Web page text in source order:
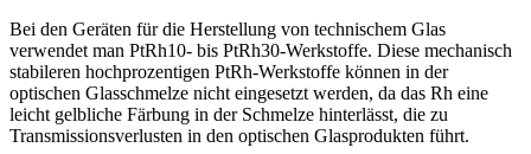
Bei den Geräten für die Herstellung von technischem Glas
verwendet man PtRh10- bis PtRh30-Werkstoffe. Diese mechanisch
stabileren hochprozentigen PtRh-Werkstoffe können in der
optischen Glasschmelze nicht eingesetzt werden, da das Rh eine
leicht gelbliche Färbung in der Schmelze hinterlässt, die zu
Transmissionsverlusten in den optischen Glasprodukten führt.